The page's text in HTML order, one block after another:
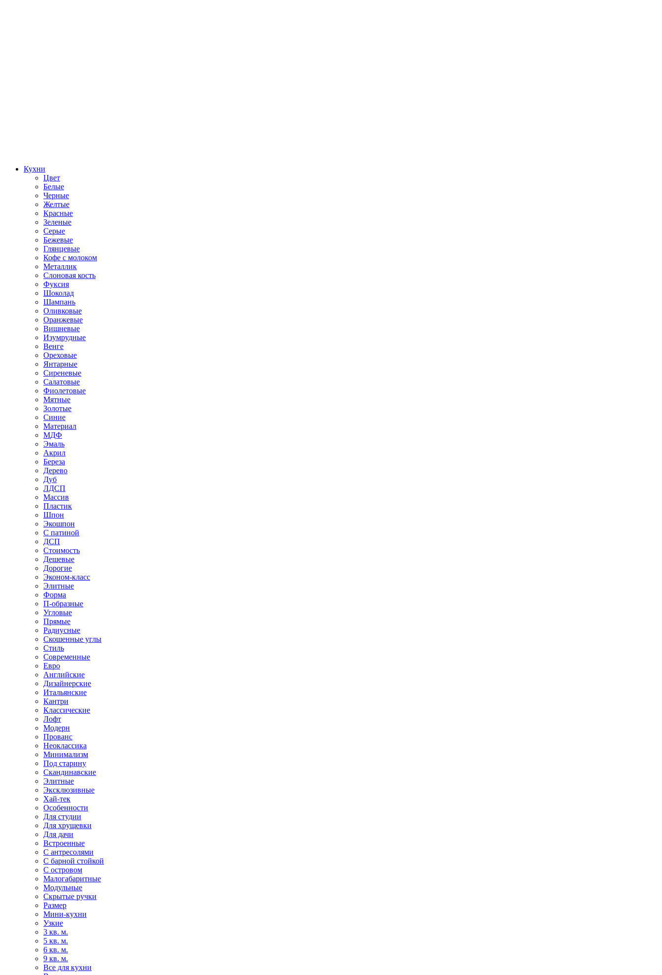
Кухни
Цвет
Белые
Черные
Желтые
Красные
Зеленые
Серые
Бежевые
Глянцевые
Кофе с молоком
Металлик
Слоновая кость
Фуксия
Шоколад
Шампань
Оливковые
Оранжевые
Вишневые
Изумрудные
Венге
Ореховые
Янтарные
Сиреневые
Салатовые
Фиолетовые
Мятные
Золотые
Синие
Материал
МДФ
Эмаль
Акрил
Береза
Дерево
Дуб
ЛДСП
Массив
Пластик
Шпон
Экошпон
С патиной
ДСП
Стоимость
Дешевые
Дорогие
Эконом-класс
Элитные
Форма
П-образные
Угловые
Прямые
Радиусные
Скошенные углы
Стиль
Современные
Евро
Английские
Дизайнерские
Итальянские
Кантри
Классические
Лофт
Модерн
Прованс
Неоклассика
Минимализм
Под старину
Скандинавские
Элитные
Эксклюзивные
Хай-тек
Особенности
Для студии
Для хрущевки
Для дачи
Встроенные
С антресолями
С барной стойкой
С островом
Малогабаритные
Модульные
Скрытые ручки
Размер
Мини-кухни
Узкие
3 кв. м.
5 кв. м.
6 кв. м.
9 кв. м.
Все для кухни